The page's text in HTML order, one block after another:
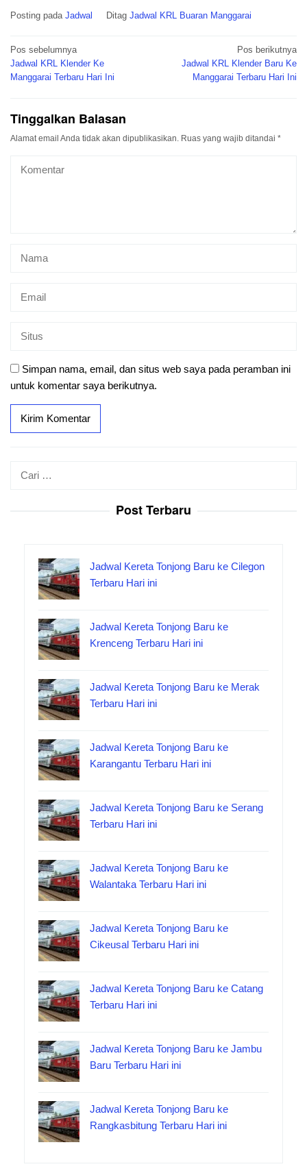
Posting pada Jadwal Ditag Jadwal KRL Buaran Manggarai
Navigasi
pos
Pos sebelumnya
Jadwal KRL Klender Ke
Manggarai Terbaru Hari Ini
Pos berikutnya
Jadwal KRL Klender Baru Ke
Manggarai Terbaru Hari Ini
Tinggalkan Balasan
Alamat email Anda tidak akan dipublikasikan. Ruas yang wajib ditandai *
Simpan nama, email, dan situs web saya pada peramban ini
untuk komentar saya berikutnya.
Post Terbaru
Jadwal Kereta Tonjong Baru ke Cilegon
Terbaru Hari ini
Jadwal Kereta Tonjong Baru ke
Krenceng Terbaru Hari ini
Jadwal Kereta Tonjong Baru ke Merak
Terbaru Hari ini
Jadwal Kereta Tonjong Baru ke
Karangantu Terbaru Hari ini
Jadwal Kereta Tonjong Baru ke Serang
Terbaru Hari ini
Jadwal Kereta Tonjong Baru ke
Walantaka Terbaru Hari ini
Jadwal Kereta Tonjong Baru ke
Cikeusal Terbaru Hari ini
Jadwal Kereta Tonjong Baru ke Catang
Terbaru Hari ini
Jadwal Kereta Tonjong Baru ke Jambu
Baru Terbaru Hari ini
Jadwal Kereta Tonjong Baru ke
Rangkasbitung Terbaru Hari ini